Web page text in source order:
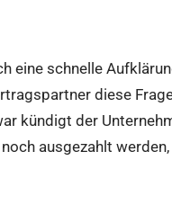
eine schnelle
diese
kündigt der
ausgezahlt